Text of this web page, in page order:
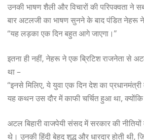
उनकी भाषण शैली और विचारों की परिपक्वता ने
बार अटलजी का भाषण सुनने के बाद पंडित नेहरू
“यह लड़का एक दिन बहुत आगे जाएगा।”
इतना ही नहीं, नेहरू ने एक ब्रिटिश राजनेता से
था –
“इनसे मिलिए, ये युवा एक दिन देश का प्रधानमंत्री
यह कथन उस दौर में काफी चर्चित हुआ था,
अटल बिहारी वाजपेयी संसद में सरकार की
थे। उनकी हिंदी बेहद शुद्ध और धारदार होती थी,